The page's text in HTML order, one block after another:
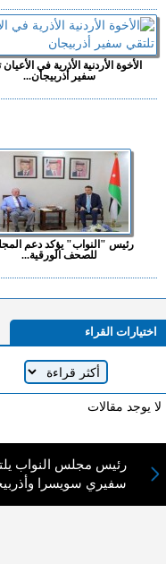
الأخوة الأردنية الأذرية في
سفير أذربيجان...
رئيس "النواب" يؤكد دعم
للصحف الورقية...
اختيارات القراء
لا يوجد مقالات
رئيس مجلس النواب
سفيري سويسرا
لا مانع من الإقتباس وإعادة النشر
المنشورة